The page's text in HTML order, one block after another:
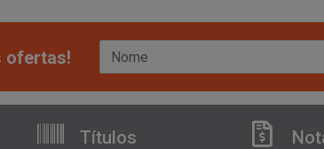
ofertas!
Títulos